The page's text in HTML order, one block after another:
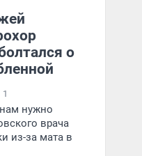
о
1
нужно
врача
из-за мата в